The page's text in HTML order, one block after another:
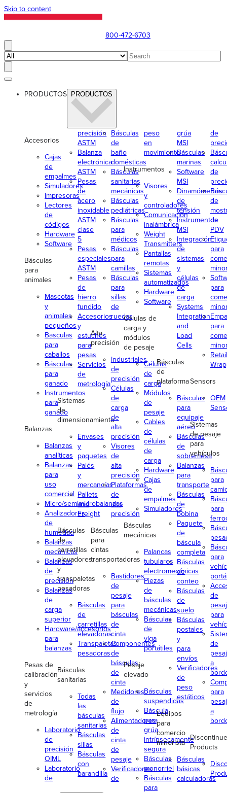
Skip to content
800-472-6703
PRODUCTOS PRODUCTOS
Accesorios
Cajas
de
empalmes
Simuladores
Impresoras
Lectores
de
códigos
Hardware
Software
Básculas
para
animales
Mascotas
y
animales
pequeños
Basculas
para
caballos
Básculas
para
ganado
Instrumentos
para
ganado
Balanzas
Balanzas
analíticas
Balanzas
para
uso
comercial
Micro/semimicrobalanzas
Analizadores
de
humedad
Balanzas
mecánicas
Balanzas
de
precisión
Balanzas
de
carga
superior
Hardware/accesorios
para
balanzas
Pesas de
calibración
y
servicios
de
metrología
Laboratorio
de
precisión
OIML
Laboratorio
de
precisión
ASTM
Balanza
electrónica
ASTM
Pesas
de
acero
inoxidable
ASTM
clase
5
Pesas
especiales
ASTM
Pesas
de
hierro
fundido
Accesorios
y
estuches
para
pesas
Servicios
de
metrología
Sistemas
de
dimensionamiento
Envases
y
paquetes
Palés
y
mercancías
Pallets
and
Freight
Básculas
de
carretillas
elevadores
y
transpaletas
pesadoras
Básculas
de
carretillas
elevadoras
Transpaletas
pesadoras
Básculas
sanitarias
Todas
las
básculas
sanitarias
Básculas
sillas
Básculas
con
barandilla
Básculas
de
baño
domésticas
Básculas
sanitarias
mecánicas
Básculas
pediátricas
Básculas
para
médicos
Básculas
para
camillas
Básculas
para
sillas
de
ruedas
Alta
precisión
Industriales
de
precisión
Células
de
carga
de
alta
precisión
Visores
de
alta
precisión
Plataformas
de
alta
precisión
Básculas
para
cintas
transportadoras
Bastidores
de
pesaje
para
básculas
de
cinta
Componentes
de
básculas
de
cinta
Medidores
de
flujo
Alimentadores
de
cinta
de
pesaje
Verificadores
de
peso
en
movimiento
Instrumentos
Visores
y
controladores
Comunicación
inalámbrica
Weight
Transmitters
Pantallas
remotas
Sistemas
automatizados
Hardware
Software
Células de
carga y
módulos
de pesaje
Células
de
carga
Módulos
de
pesaje
Cables
de
células
de
carga
Hardware
Cajas
de
empalmes
Simuladores
Básculas
mecánicas
Palancas
tubulares
electromecánicas
Piezas
de
básculas
mecánicas
Básculas
de
viga
portátiles
Pesaje
elevado
Básculas
suspendidas
Báscula
para
grúa
intrínsecamente
segura
Básculas
monorriel
Básculas
para
grúa
MSI
Básculas
marinas
Software
MSI
Dinamómetros
de
tensión
Instrumentos
MSI
Integración
de
sistemas
y
células
de
carga
Systems
Integration
and
Load
Cells
Básculas
de
plataforma
Básculas
para
equipaje
aéreo
Básculas
de
sobremesa
Balanzas
para
transporte
Básculas
de
bobina
Paquete
de
báscula
completa
Básculas
de
conteo
Básculas
de
suelo
Básculas
postales
y
para
envíos
Verificadores
de
peso
estáticos
Equipos
para
comercio
minorista
Básculas
básicas
calculadoras
de
de
de
de
PDV
para
para
para
Retail
Sensors
OEM
Sistemas
de pesaje
para
vehículos
para
para
para
de
para
de
a
para
a
Products